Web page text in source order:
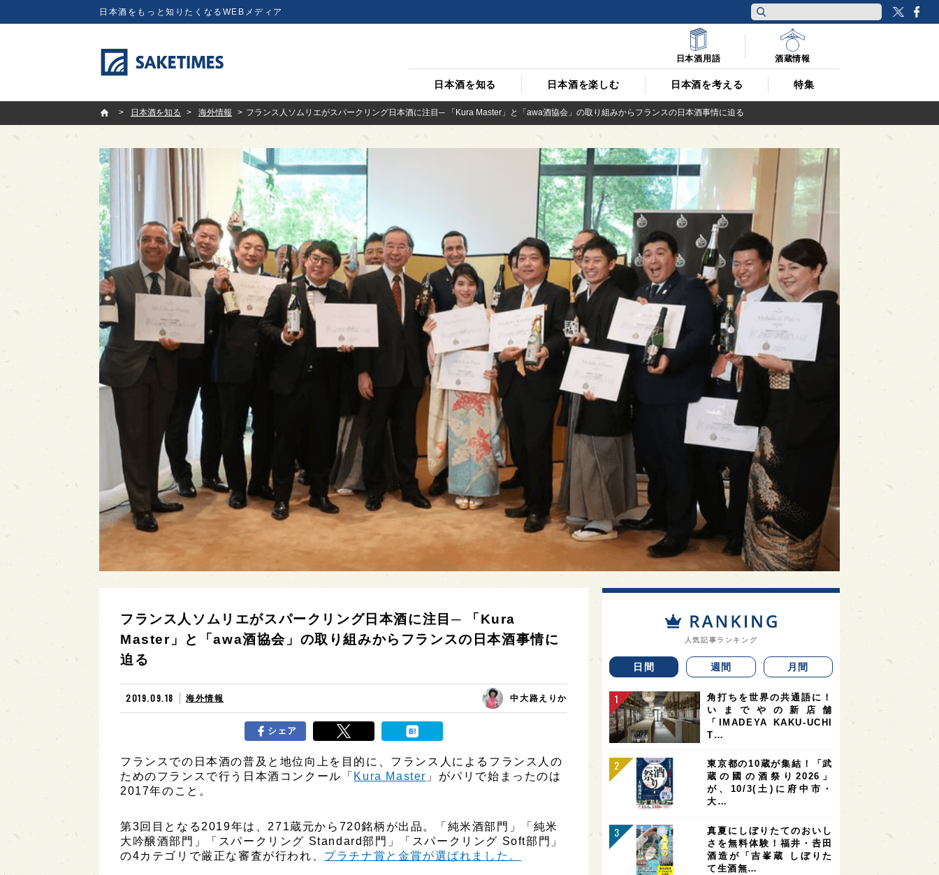
日本酒をもっと知りたくなるWEBメディア
日本酒を知る 日本酒を楽しむ 日本酒を考える 特集
日本酒用語 酒蔵情報
SAKETIMES
日本酒を知る
海外情報 フランス人ソムリエがスパークリング日本酒に注目─ 「Kura Master」と「awa酒協会」の取り組みからフランスの日本酒事情に迫る
フランス人ソムリエがスパークリング日本酒に注目─ 「Kura
Master」と「awa酒協会」の取り組みからフランスの日本酒事情に
迫る
2019.09.18 海外情報 中大路えりか
シェア
フランスでの日本酒の普及と地位向上を目的に、フランス人によるフランス人の
ためのフランスで行う日本酒コンクール「 Kura Master 」がパリで始まったのは
2017年のこと。
第3回目となる2019年は、271蔵元から720銘柄が出品。「純米酒部門」「純米
大吟醸酒部門」「スパークリング Standard部門」「スパークリング Soft部門」
の4カテゴリで厳正な審査が行われ、 プラチナ賞と金賞が選ばれました。
人気記事ランキング
日間 週間 月間
角打ちを世界の共通語に！
いまでやの新店舗
「IMADEYA KAKU-UCHI
T…
東京都の10蔵が集結！「武
蔵の國の酒祭り2026」
が、10/3(土)に府中市・
大…
真夏にしぼりたてのおいし
さを無料体験！福井・𠮷田
酒造が「吉峯蔵 しぼりた
て生酒無…